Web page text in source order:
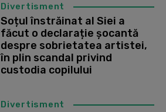
Divertisment
Soțul înstrăinat al Siei a
făcut o declarație șocantă
despre sobrietatea artistei,
în plin scandal privind
custodia copilului
Divertisment